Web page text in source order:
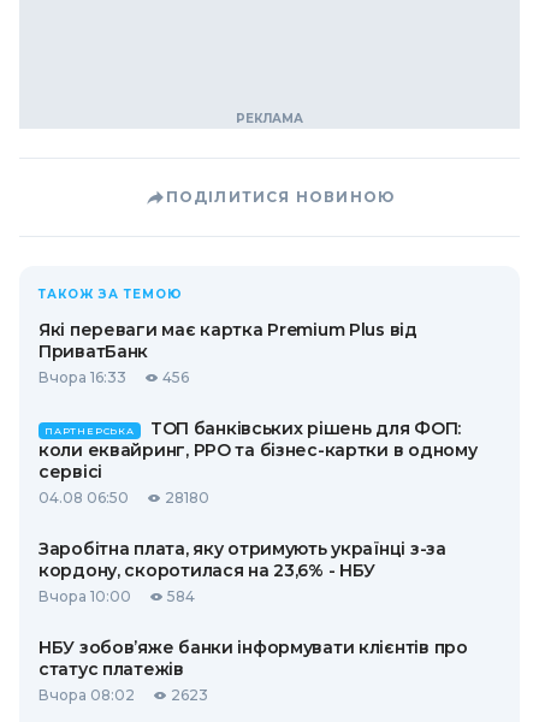
ПОДІЛИТИСЯ НОВИНОЮ
ТАКОЖ ЗА ТЕМОЮ
Які переваги має картка Premium Plus від
ПриватБанк
Вчора 16:33 456
ПАРТНЕРСЬКА
ТОП банківських рішень для ФОП:
коли еквайринг, РРО та бізнес-картки в одному
сервісі
04.08 06:50 28180
Заробітна плата, яку отримують українці з-за
кордону, скоротилася на 23,6% - НБУ
Вчора 10:00 584
НБУ зобов’яже банки інформувати клієнтів про
статус платежів
Вчора 08:02 2623